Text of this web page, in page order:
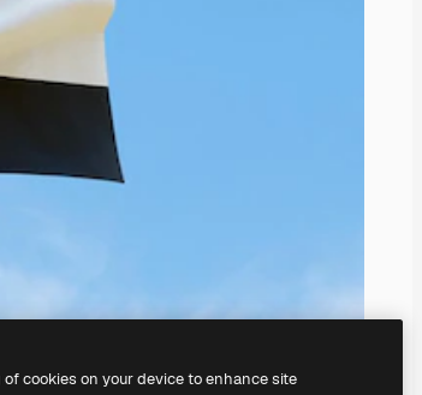
cookies on your device to enhance site